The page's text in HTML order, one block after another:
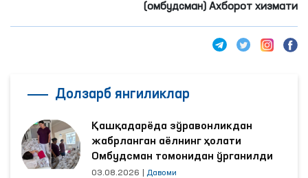
(омбудсман) Ахборот хизмати
Долзарб янгиликлар
Қашқадарёда зўравонликдан
жабрланган аёлнинг ҳолати
Омбудсман томонидан ўрганилди
03.08.2026 Давоми